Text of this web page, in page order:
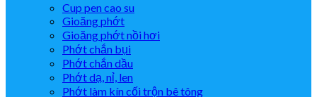
Cup pen cao su
Gioăng phớt
Gioăng phớt nồi hơi
Phớt chắn bụi
Phớt chắn dầu
Phớt dạ, nỉ, len
Phớt làm kín cối trộn bê tông